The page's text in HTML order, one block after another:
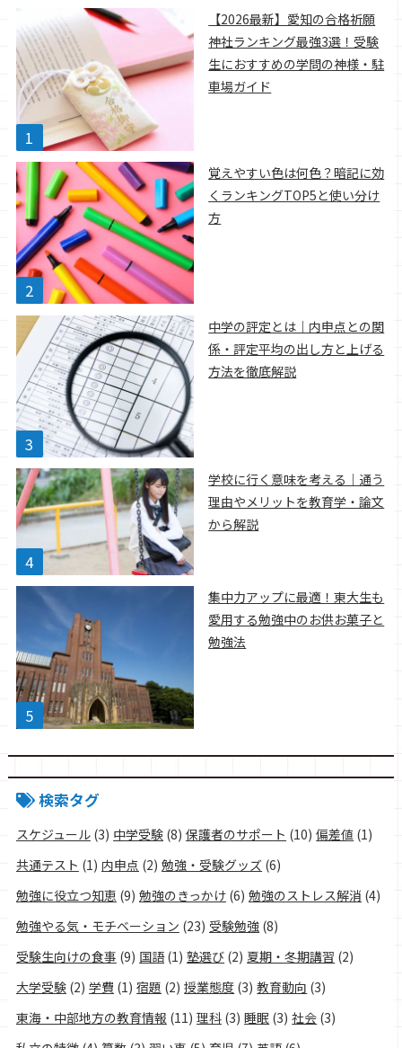
【2026最新】愛知の合格祈願
神社ランキング最強3選！受験
生におすすめの学問の神様・駐
車場ガイド
覚えやすい色は何色？暗記に効
くランキングTOP5と使い分け
方
中学の評定とは｜内申点との関
係・評定平均の出し方と上げる
方法を徹底解説
学校に行く意味を考える｜通う
理由やメリットを教育学・論文
から解説
集中力アップに最適！東大生も
愛用する勉強中のお供お菓子と
勉強法
検索タグ
スケジュール(3) 中学受験 (8) 保護者のサポート (10) 偏差値 (1)
共通テスト (1) 内申点 (2) 勉強・受験グッズ (6)
勉強に役立つ知恵 (9) 勉強のきっかけ (6) 勉強のストレス解消 (4)
勉強やる気・モチベーション (23) 受験勉強 (8)
受験生向けの食事 (9) 国語(1) 塾選び (2) 夏期・冬期講習 (2)
大学受験(2) 学費 (1) 宿題 (2) 授業態度 (3) 教育動向 (3)
東海・中部地方の教育情報 (11) 理科 (3) 睡眠 (3) 社会 (3)